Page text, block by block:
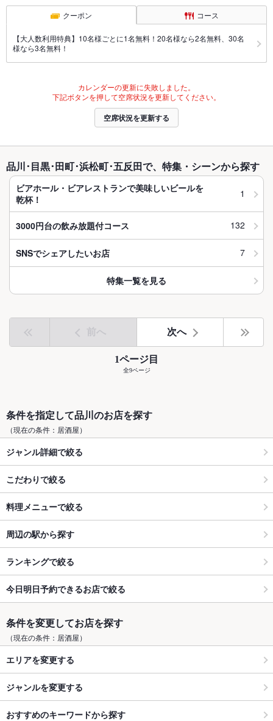
クーポン コース
【大人数利用特典】10名様ごとに1名無料！20名様なら2名無料、30名
様なら3名無料！
カレンダーの更新に失敗しました。
下記ボタンを押して空席状況を更新してください。
空席状況を更新する
品川･目黒･田町･浜松町･五反田で、特集・シーンから探す
ビアホール・ビアレストランで美味しいビールを
乾杯！
1
3000円台の飲み放題付コース 132
SNSでシェアしたいお店 7
特集一覧を見る
前へ 次へ
1ページ目
全9ページ
条件を指定して品川のお店を探す
（現在の条件：居酒屋）
ジャンル詳細で絞る
こだわりで絞る
料理メニューで絞る
周辺の駅から探す
ランキングで絞る
今日明日予約できるお店で絞る
条件を変更してお店を探す
（現在の条件：居酒屋）
エリアを変更する
ジャンルを変更する
おすすめのキーワードから探す